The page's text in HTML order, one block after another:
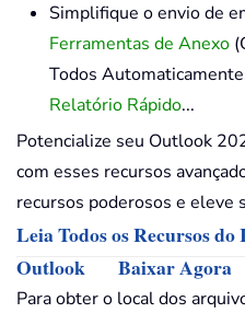
Simplifique o envio de
Ferramentas de Anexo
Todos
Relatório Rápido...
Potencialize seu Outlook
com esses recursos
recursos poderosos e eleve
Leia Todos os Recursos
Outlook
Baixar Agora
Para obter o local dos